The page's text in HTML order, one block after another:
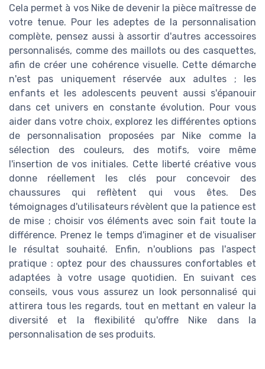
Cela permet à vos Nike de devenir la pièce maîtresse de
votre tenue. Pour les adeptes de la personnalisation
complète, pensez aussi à assortir d'autres accessoires
personnalisés, comme des maillots ou des casquettes,
afin de créer une cohérence visuelle. Cette démarche
n'est pas uniquement réservée aux adultes ; les
enfants et les adolescents peuvent aussi s'épanouir
dans cet univers en constante évolution. Pour vous
aider dans votre choix, explorez les différentes options
de personnalisation proposées par Nike comme la
sélection des couleurs, des motifs, voire même
l'insertion de vos initiales. Cette liberté créative vous
donne réellement les clés pour concevoir des
chaussures qui reflètent qui vous êtes. Des
témoignages d'utilisateurs révèlent que la patience est
de mise ; choisir vos éléments avec soin fait toute la
différence. Prenez le temps d'imaginer et de visualiser
le résultat souhaité. Enfin, n'oublions pas l'aspect
pratique : optez pour des chaussures confortables et
adaptées à votre usage quotidien. En suivant ces
conseils, vous vous assurez un look personnalisé qui
attirera tous les regards, tout en mettant en valeur la
diversité et la flexibilité qu'offre Nike dans la
personnalisation de ses produits.